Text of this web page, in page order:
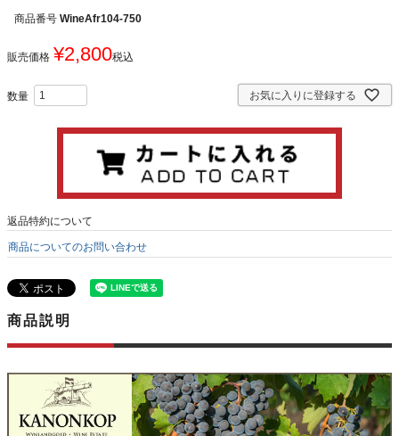
商品番号 WineAfr104-750
販売価格 ¥2,800税込
お気に入りに登録する
返品特約について
商品についてのお問い合わせ
商品説明